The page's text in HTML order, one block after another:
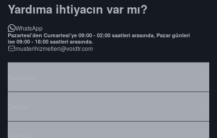
Yardıma ihtiyacın var mı?
WhatsApp
Pazartesi’den Cumartesi’ye 09:00 - 02:00 saatleri arasında, Pazar günleri
ise 09:00 - 18:00 saatleri arasında.
musterihizmetleri@voidtr.com